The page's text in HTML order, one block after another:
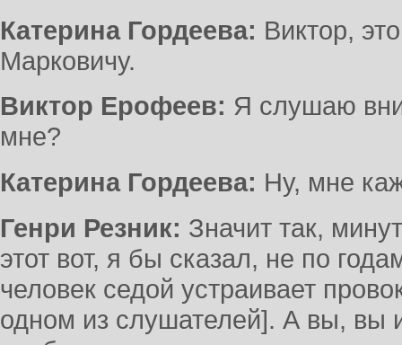
Катерина Гордеева: Виктор,
Марковичу.
Виктор Ерофеев: Я слушаю
мне?
Катерина Гордеева: Ну, мне
Генри Резник: Значит так,
этот вот, я бы сказал, не по
человек седой устраивает
одном из слушателей]. А вы, вы